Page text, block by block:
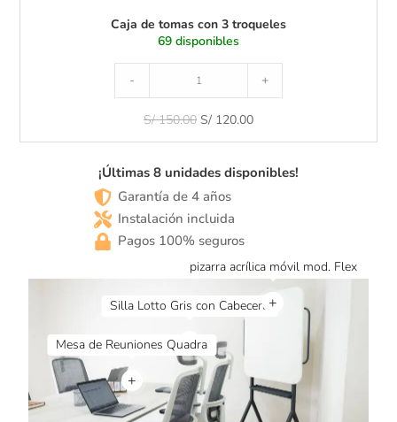
s
Caja de tomas con 3 troqueles
69 disponibles
- +
S/150.00 S/ 120.00
¡Últimas 8 unidades disponibles!
Garantía de 4 años
Instalación incluida
Pagos 100% seguros
+
+
+